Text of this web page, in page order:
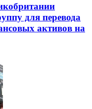
для перевода
активов на